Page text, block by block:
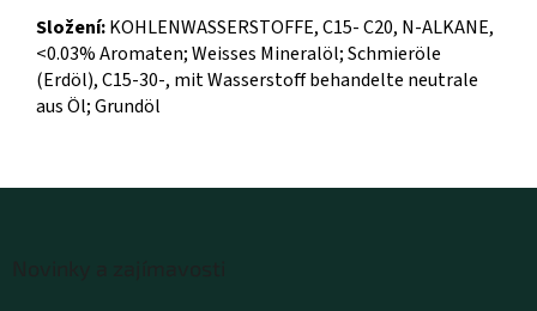
Složení:KOHLENWASSERSTOFFE, C15- C20, N-ALKANE,
<0.03% Aromaten; Weisses Mineralöl; Schmieröle
(Erdöl), C15-30-, mit Wasserstoff behandelte neutrale
aus Öl; Grundöl